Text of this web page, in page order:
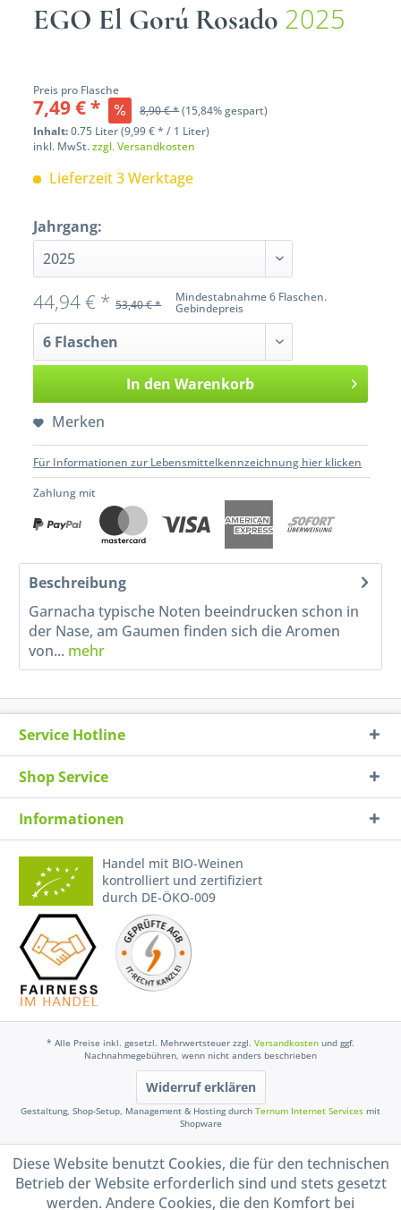
EGO El Gorú Rosado 2025
Preis pro Flasche
7,49 € * 8,90 € *(15,84% gespart)
Inhalt:0.75 Liter (9,99 € * / 1 Liter)
inkl. MwSt.zzgl. Versandkosten
Lieferzeit 3 Werktage
Jahrgang:
Mindestabnahme 6 Flaschen.
Gebindepreis
44,94 € * 53,40 € *
In den Warenkorb
Merken
Für Informationen zur Lebensmittelkennzeichnung hier klicken
Zahlung mit
Beschreibung
Garnacha typische Noten beeindrucken schon in
der Nase, am Gaumen finden sich die Aromen
von... mehr
Service Hotline
Shop Service
Informationen
Handel mit BIO-Weinen
kontrolliert und zertifiziert
durch DE-ÖKO-009
* Alle Preise inkl. gesetzl. Mehrwertsteuer zzgl. Versandkosten und ggf.
Nachnahmegebühren, wenn nicht anders beschrieben
Widerruf erklären
Gestaltung, Shop-Setup, Management & Hosting durch Ternum Internet Services mit
Shopware
Diese Website benutzt Cookies, die für den technischen
Betrieb der Website erforderlich sind und stets gesetzt
werden. Andere Cookies, die den Komfort bei